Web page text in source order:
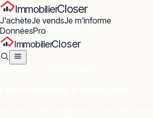
ImmobilierCloser
J'achèteJe vendsJe m'informe
DonnéesPro
ImmobilierCloser